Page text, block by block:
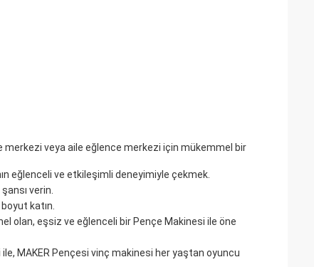
merkezi veya aile eğlence merkezi için mükemmel bir
eğlenceli ve etkileşimli deneyimiyle çekmek.
verin.
katın.
olan, eşsiz ve eğlenceli bir Pençe Makinesi ile öne
MAKER Pençesi vinç makinesi her yaştan oyuncu